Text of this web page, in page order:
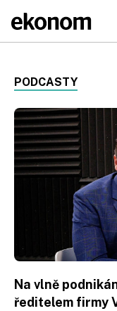
PODCASTY
Na vlně
ředitelem firmy